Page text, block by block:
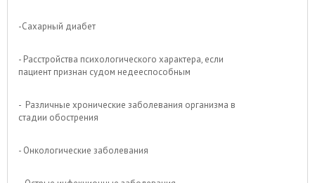
-Сахарный диабет
- Расстройства психологического характера, если
пациент признан судом недееспособным
- Различные хронические заболевания организма в
стадии обострения
- Онкологические заболевания